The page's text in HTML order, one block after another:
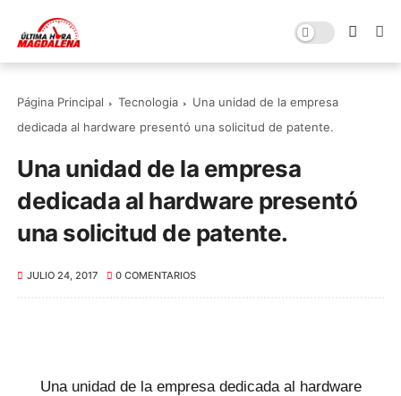
Página Principal Tecnologia
Una unidad de la empresa
dedicada al hardware presentó una solicitud de patente.
Una unidad de la empresa
dedicada al hardware presentó
una solicitud de patente.
JULIO 24, 2017 0 COMENTARIOS
Una unidad de la empresa dedicada al hardware